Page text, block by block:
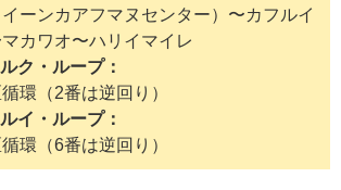
ーンカアフマヌセンター）〜カフルイ
カワオ〜ハリイマイレ
ク・ループ
環（2番は逆回り）
イ・ループ
環（6番は逆回り）